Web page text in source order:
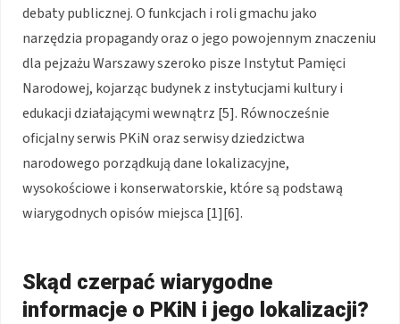
debaty publicznej. O funkcjach i roli gmachu jako
narzędzia propagandy oraz o jego powojennym znaczeniu
dla pejzażu Warszawy szeroko pisze Instytut Pamięci
Narodowej, kojarząc budynek z instytucjami kultury i
edukacji działającymi wewnątrz [5]. Równocześnie
oficjalny serwis PKiN oraz serwisy dziedzictwa
narodowego porządkują dane lokalizacyjne,
wysokościowe i konserwatorskie, które są podstawą
wiarygodnych opisów miejsca [1][6].
Skąd czerpać wiarygodne
informacje o PKiN i jego lokalizacji?